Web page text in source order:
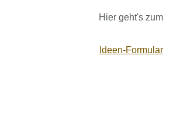
Hier geht's zum
Ideen-Formular